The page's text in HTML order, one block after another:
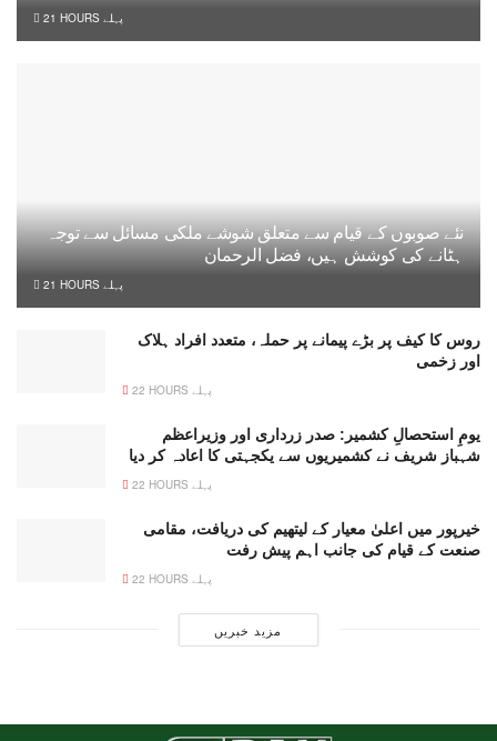
21 HOURS پہلے
نئے صوبوں کے قیام سے متعلق شوشے ملکی مسائل سے توجہ
ہٹانے کی کوشش ہیں، فضل الرحمان
21 HOURS پہلے
روس کا کیف پر بڑے پیمانے پر حملہ، متعدد افراد ہلاک
اور زخمی
22 HOURS پہلے
یومِ استحصالِ کشمیر: صدر زرداری اور وزیراعظم
شہباز شریف نے کشمیریوں سے یکجہتی کا اعادہ کر دیا
22 HOURS پہلے
خیرپور میں اعلیٰ معیار کے لیتھیم کی دریافت، مقامی
صنعت کے قیام کی جانب اہم پیش رفت
22 HOURS پہلے
مزید خبریں